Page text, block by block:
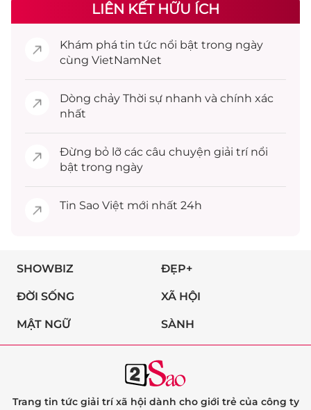
LIÊN KẾT HỮU ÍCH
Khám phá tin tức nổi bật trong ngày
cùng VietNamNet
Dòng chảy Thời sự nhanh và chính xác
nhất
Đừng bỏ lỡ các câu chuyện giải trínổi
bật trong ngày
Tin Sao Việt mới nhất 24h
SHOWBIZ ĐẸP+
ĐỜI SỐNG XÃ HỘI
MẬT NGỮ SÀNH
Trang tin tức giải trí xã hội dành cho giới trẻ của công ty